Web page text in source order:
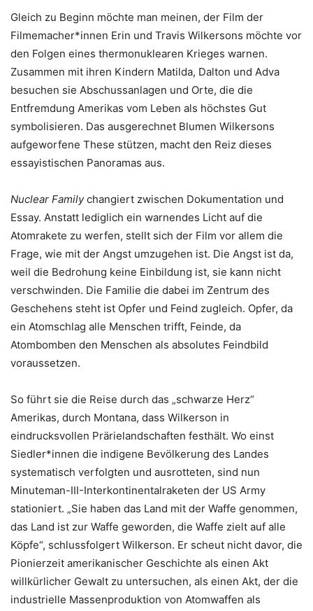
Gleich zu Beginn möchte man meinen, der Film der
Filmemacher*innen Erin und Travis Wilkersons möchte vor
den Folgen eines thermonuklearen Krieges warnen.
Zusammen mit ihren Kindern Matilda, Dalton und Adva
besuchen sie Abschussanlagen und Orte, die die
Entfremdung Amerikas vom Leben als höchstes Gut
symbolisieren. Das ausgerechnet Blumen Wilkersons
aufgeworfene These stützen, macht den Reiz dieses
essayistischen Panoramas aus.
Nuclear Familychangiert zwischen Dokumentation und
Essay. Anstatt lediglich ein warnendes Licht auf die
Atomrakete zu werfen, stellt sich der Film vor allem die
Frage, wie mit der Angst umzugehen ist. Die Angst ist da,
weil die Bedrohung keine Einbildung ist, sie kann nicht
verschwinden. Die Familie die dabei im Zentrum des
Geschehens steht ist Opfer und Feind zugleich. Opfer, da
ein Atomschlag alle Menschen trifft, Feinde, da
Atombomben den Menschen als absolutes Feindbild
voraussetzen.
So führt sie die Reise durch das „schwarze Herz“
Amerikas, durch Montana, dass Wilkerson in
eindrucksvollen Prärielandschaften festhält. Wo einst
Siedler*innen die indigene Bevölkerung des Landes
systematisch verfolgten und ausrotteten, sind nun
Minuteman-III-Interkontinentalraketen der US Army
stationiert. „Sie haben das Land mit der Waffe genommen,
das Land ist zur Waffe geworden, die Waffe zielt auf alle
Köpfe“, schlussfolgert Wilkerson. Er scheut nicht davor, die
Pionierzeit amerikanischer Geschichte als einen Akt
willkürlicher Gewalt zu untersuchen, als einen Akt, der die
industrielle Massenproduktion von Atomwaffen als